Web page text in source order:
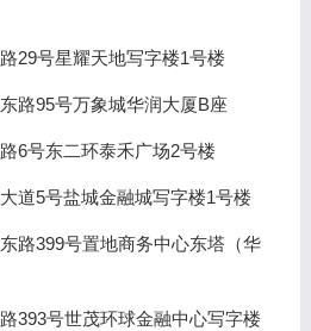
29号星耀天地写字楼1号楼
路95号万象城华润大厦B座
6号东二环泰禾广场2号楼
道5号盐城金融城写字楼1号楼
路399号置地商务中心东塔（华
393号世茂环球金融中心写字楼